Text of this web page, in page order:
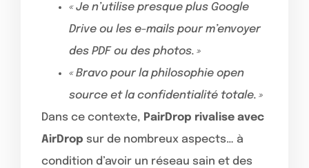
« Je n’utilise presque plus Google
Drive ou les e-mails pour m’envoyer
des PDF ou des photos. »
« Bravo pour la philosophie open
source et la confidentialité totale. »
Dans ce contexte, PairDrop rivalise avec
AirDrop sur de nombreux aspects… à
condition d’avoir un réseau sain et des